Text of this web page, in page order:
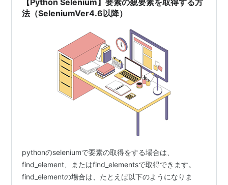
【Python Selenium】要素の親要素を取得する方
法（SeleniumVer4.6以降）
pythonのseleniumで要素の取得をする場合は、
find_element、またはfind_elementsで取得できます。
find_elementの場合は、たとえば以下のようになりま